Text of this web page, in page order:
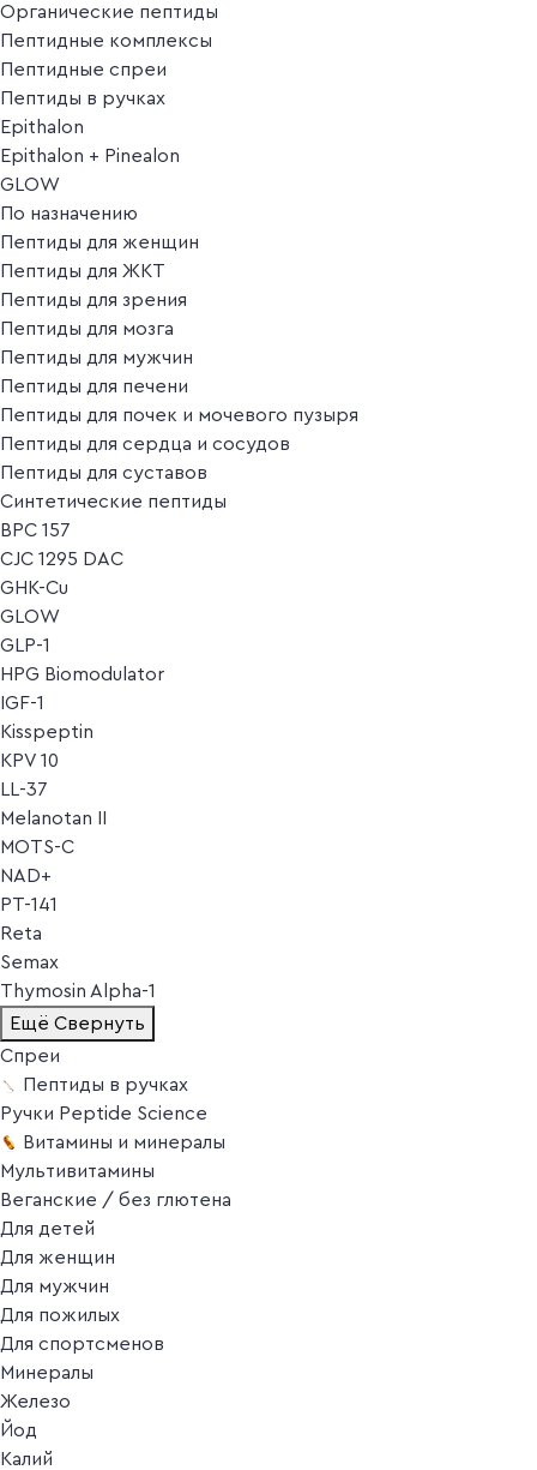
Органические пептиды
Пептидные комплексы
Пептидные спреи
Пептиды в ручках
Epithalon
Epithalon + Pinealon
GLOW
По назначению
Пептиды для женщин
Пептиды для ЖКТ
Пептиды для зрения
Пептиды для мозга
Пептиды для мужчин
Пептиды для печени
Пептиды для почек и мочевого пузыря
Пептиды для сердца и сосудов
Пептиды для суставов
Синтетические пептиды
BPC 157
CJC 1295 DAC
GHK-Cu
GLOW
GLP-1
HPG Biomodulator
IGF-1
Kisspeptin
KPV 10
LL-37
Melanotan II
MOTS-C
NAD+
PT-141
Reta
Semax
Thymosin Alpha-1
Ещё Свернуть
Спреи
Пептиды в ручках
Ручки Peptide Science
Витамины и минералы
Мультивитамины
Веганские / без глютена
Для детей
Для женщин
Для мужчин
Для пожилых
Для спортсменов
Минералы
Железо
Йод
Калий